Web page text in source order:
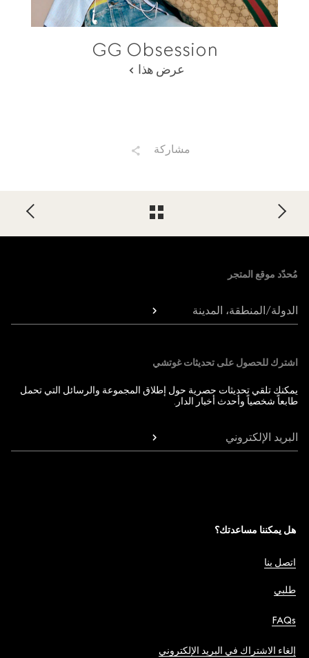
GG Obsession
عرض هذا
مشاركة
Footer
مُحدّد موقع المتجر
الدولة/المنطقة، المدينة
اشترك للحصول على تحديثات غوتشي
يمكنك تلقي تحديثات حصرية حول إطلاق المجموعة والرسائل التي تحمل
طابعاً شخصياً وأحدث أخبار الدار.
البريد الإلكتروني
هل يمكننا مساعدتك؟
اتصل بنا
طلبي
FAQs
إلغاء الاشتراك في البريد الإلكتروني